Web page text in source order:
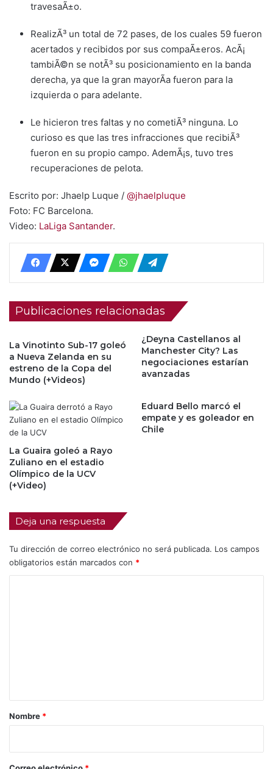
travesaÃ±o.
RealizÃ³ un total de 72 pases, de los cuales 59 fueron
acertados y recibidos por sus compaÃ±eros. AcÃ¡
tambiÃ©n se notÃ³ su posicionamiento en la banda
derecha, ya que la gran mayorÃ­a fueron para la
izquierda o para adelante.
Le hicieron tres faltas y no cometiÃ³ ninguna. Lo
curioso es que las tres infracciones que recibiÃ³
fueron en su propio campo. AdemÃ¡s, tuvo tres
recuperaciones de pelota.
Escrito por: Jhaelp Luque / @jhaelpluque
Foto: FC Barcelona.
Video: LaLiga Santander.
Publicaciones relacionadas
La Vinotinto Sub-17 goleó
a Nueva Zelanda en su
estreno de la Copa del
Mundo (+Videos)
¿Deyna Castellanos al
Manchester City? Las
negociaciones estarían
avanzadas
La Guaira goleó a Rayo
Zuliano en el estadio
Olímpico de la UCV
(+Video)
Eduard Bello marcó el
empate y es goleador en
Chile
Deja una respuesta
Tu dirección de correo electrónico no será publicada. Los campos
obligatorios están marcados con *
rNombre *